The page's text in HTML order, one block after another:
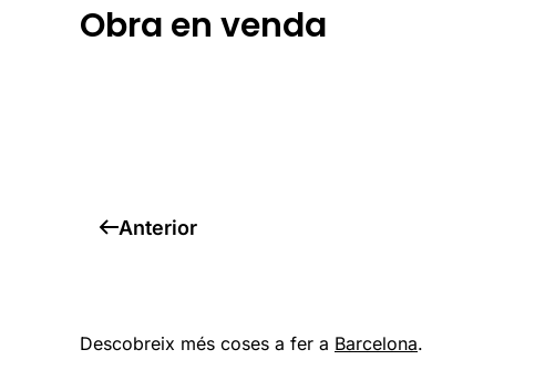
Obra en venda
Anterior
Descobreix més coses a fer a Barcelona.